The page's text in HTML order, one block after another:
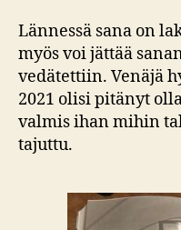
Lännessä sana on
myös voi jättää
vedätettiin. Venäjä
2021 olisi pitänyt
valmis ihan mihin
tajuttu.